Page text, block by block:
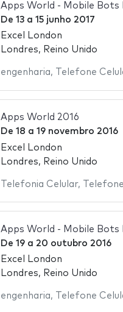
Apps World - Mobile Bots
De 13a 15 junho 2017
Excel London
Londres, Reino Unido
engenharia, Telefone
Apps World 2016
De 18 a 19 novembro 2016
Excel London
Londres, Reino Unido
Telefonia Celular,
Apps World - Mobile Bots
De 19a 20 outubro 2016
Excel London
Londres, Reino Unido
engenharia, Telefone